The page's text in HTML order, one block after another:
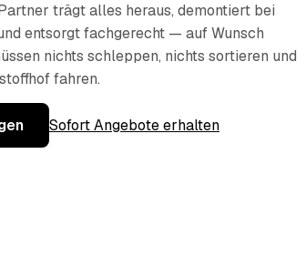
trägt alles heraus, demontiert bei
entsorgt fachgerecht — auf Wunsch
nichts schleppen, nichts sortieren und
fahren.
Sofort Angebote erhalten